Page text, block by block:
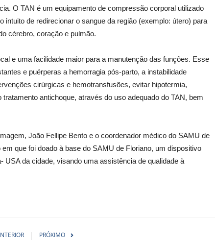
O TAN é um equipamento de compressão corporal utilizado
de redirecionar o sangue da região (exemplo: útero) para
cérebro, coração e pulmão.
e uma facilidade maior para a manutenção das funções. Esse
e puérperas a hemorragia pós-parto, a instabilidade
cirúrgicas e hemotransfusões, evitar hipotermia,
antichoque, através do uso adequado do TAN, bem
João Fellipe Bento e o coordenador médico do SAMU de
que foi doado à base do SAMU de Floriano, um dispositivo
USA da cidade, visando uma assistência de qualidade à
PRÓXIMO